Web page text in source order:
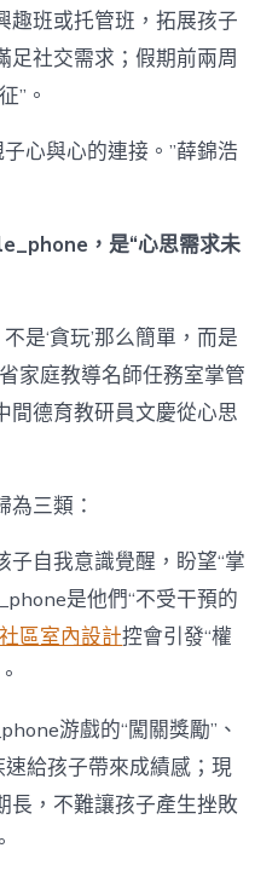
趣班或托管班，拓展孩子
足社交需求；假期前兩周
”。
子心與心的連接。”薛錦浩
，是“心思需求未
是‘貪玩’那么簡單，而是
家庭教導名師任務室掌管
間德育教研員文慶從心思
三類：
子自我意識覺醒，盼望“掌
是他們“不受干預的
區室內設計控會引發“權
游戲的“闖關獎勵”、
速給孩子帶來成績感；現
長，不難讓孩子產生挫敗